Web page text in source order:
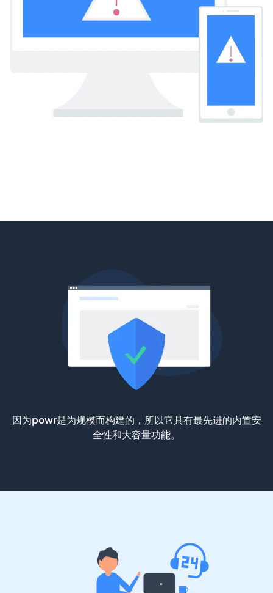
因为powr是为规模而构建的，所以它具有最先进的内置安
全性和大容量功能。